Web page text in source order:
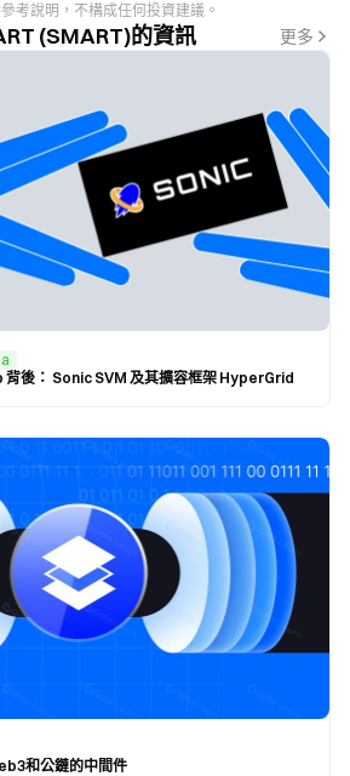
考說明，不構成任何投資建議。
(SMART)的資訊 更多
後： Sonic SVM 及其擴容框架 HyperGrid
和公鏈的中間件